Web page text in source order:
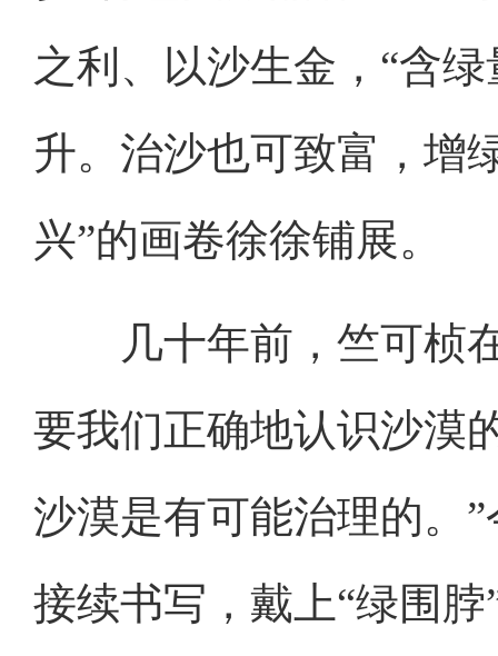
之利、以沙生金，“含
升。治沙也可致富，增
兴”的画卷徐徐铺展。
几十年前，竺可桢在
要我们正确地认识沙漠
沙漠是有可能治理的。
接续书写，戴上“绿围